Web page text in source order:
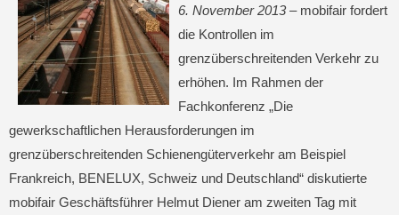
6. November 2013 – mobifair fordert
die Kontrollen im
grenzüberschreitenden Verkehr zu
erhöhen. Im Rahmen der
Fachkonferenz „Die
gewerkschaftlichen Herausforderungen im
grenzüberschreitenden Schienengüterverkehr am Beispiel
Frankreich, BENELUX, Schweiz und Deutschland“ diskutierte
mobifair Geschäftsführer Helmut Diener am zweiten Tag mit